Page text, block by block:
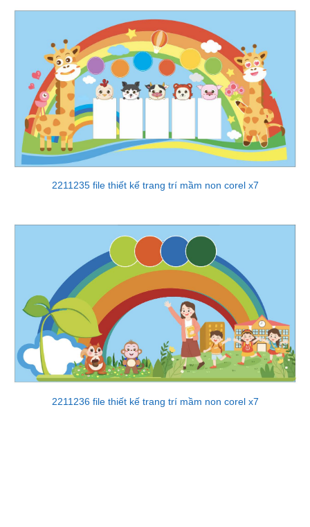
2211235 file thiết kế trang trí mầm non corel x7
2211236 file thiết kế trang trí mầm non corel x7